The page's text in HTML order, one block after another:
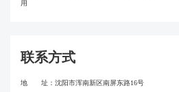
用
联系方式
地 址：沈阳市浑南新区南屏东路16号